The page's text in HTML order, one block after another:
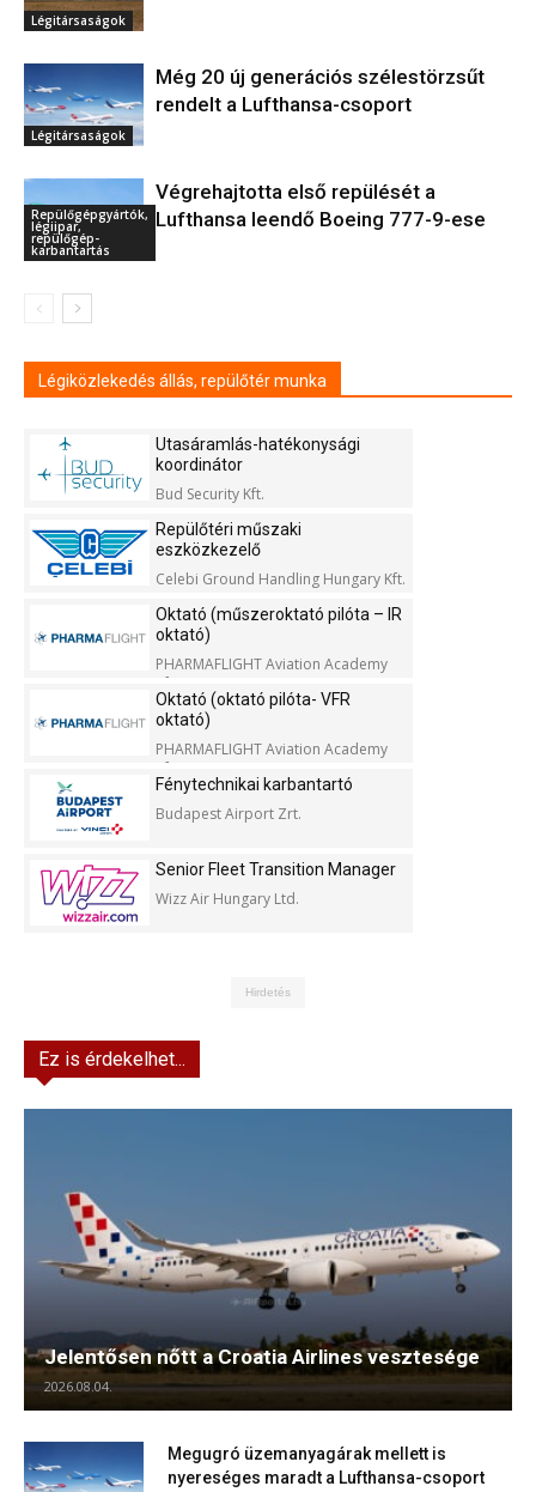
Légitársaságok
Légitársaságok
Még 20 új generációs szélestörzsűt
rendelt a Lufthansa-csoport
Repülőgépgyártók,
légiipar,
repülőgép-
karbantartás
Végrehajtotta első repülését a
Lufthansa leendő Boeing 777-9-ese
Légiközlekedés állás, repülőtér munka
Utasáramlás-hatékonysági
koordinátor
Bud Security Kft.
Repülőtéri műszaki
eszközkezelő
Celebi Ground Handling Hungary Kft.
Oktató (műszeroktató pilóta – IR
oktató)
PHARMAFLIGHT Aviation Academy
Kft.
Oktató (oktató pilóta- VFR
oktató)
PHARMAFLIGHT Aviation Academy
Kft.
Fénytechnikai karbantartó
Budapest Airport Zrt.
Senior Fleet Transition Manager
Wizz Air Hungary Ltd.
Hirdetés
Ez is érdekelhet...
Jelentősen nőtt a Croatia Airlines vesztesége
2026.08.04.
Megugró üzemanyagárak mellett is
nyereséges maradt a Lufthansa-csoport